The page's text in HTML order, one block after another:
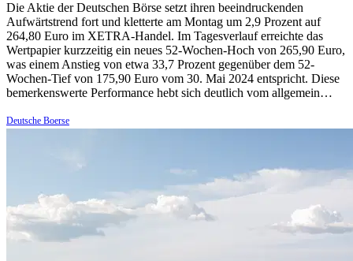
Die Aktie der Deutschen Börse setzt ihren beeindruckenden
Aufwärtstrend fort und kletterte am Montag um 2,9 Prozent auf
264,80 Euro im XETRA-Handel. Im Tagesverlauf erreichte das
Wertpapier kurzzeitig ein neues 52-Wochen-Hoch von 265,90 Euro,
was einem Anstieg von etwa 33,7 Prozent gegenüber dem 52-
Wochen-Tief von 175,90 Euro vom 30. Mai 2024 entspricht. Diese
bemerkenswerte Performance hebt sich deutlich vom allgemein…
Deutsche Boerse